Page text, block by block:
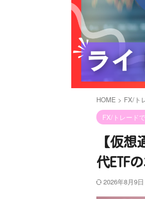
HOME > FX/ト
FX/トレード
【仮
代ETF
2026年8月9日